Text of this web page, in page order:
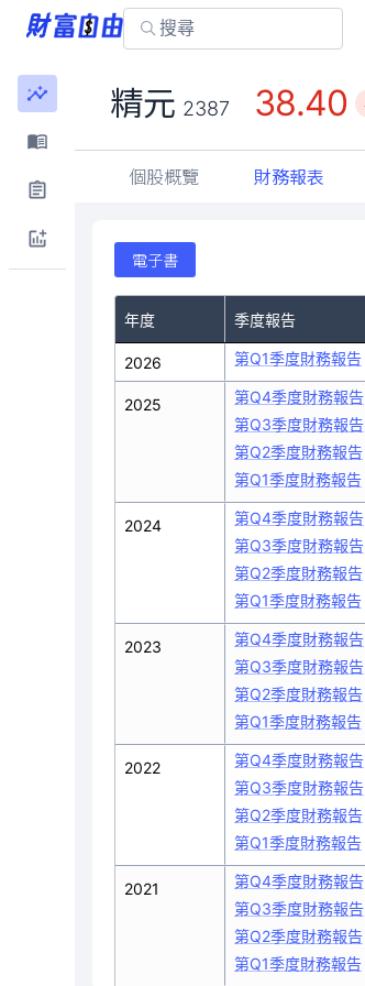
精元 2387 38.40
個股概覽 財務報表
電子書
年度 季度報告
2026
2025
2024
2023
2022
2021
第Q1季度財務報告
第Q4季度財務報告
第Q3季度財務報告
第Q2季度財務報告
第Q1季度財務報告
第Q4季度財務報告
第Q3季度財務報告
第Q2季度財務報告
第Q1季度財務報告
第Q4季度財務報告
第Q3季度財務報告
第Q2季度財務報告
第Q1季度財務報告
第Q4季度財務報告
第Q3季度財務報告
第Q2季度財務報告
第Q1季度財務報告
第Q4季度財務報告
第Q3季度財務報告
第Q2季度財務報告
第Q1季度財務報告